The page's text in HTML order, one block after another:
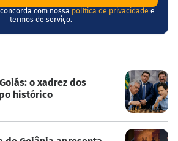
com nossa política de privacidade e
termos de serviço.
o xadrez dos
histórico